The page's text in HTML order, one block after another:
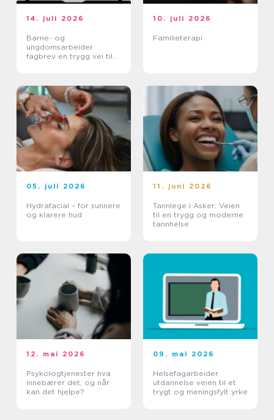
14. juli 2026
Barne- og
ungdomsarbeider
fagbrev en trygg vei til
10. juli 2026
Familieterapi
05. juli 2026
Hydrafacial – for sunnere
og klarere hud
11. juni 2026
Tannlege i Asker: Veien
til en trygg og moderne
tannhelse
12. mai 2026
Psykologtjenester hva
innebærer det, og når
kan det hjelpe?
09. mai 2026
Helsefagarbeider
utdannelse veien til et
trygt og meningsfylt yrke